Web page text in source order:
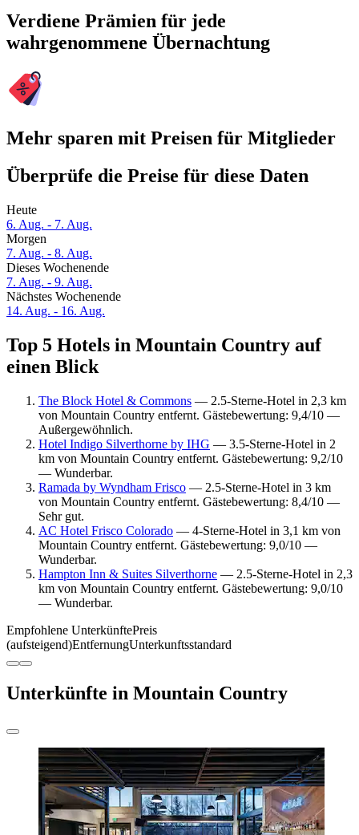
Verdiene Prämien für jede
wahrgenommene Übernachtung
Mehr sparen mit Preisen für Mitglieder
Überprüfe die Preise für diese Daten
Heute
6. Aug. - 7. Aug.
Morgen
7. Aug. - 8. Aug.
Dieses Wochenende
7. Aug. - 9. Aug.
Nächstes Wochenende
14. Aug. - 16. Aug.
Top 5 Hotels in Mountain Country auf
einen Blick
The Block Hotel & Commons — 2.5-Sterne-Hotel in 2,3 km
von Mountain Country entfernt. Gästebewertung: 9,4/10 —
Außergewöhnlich.
Hotel Indigo Silverthorne by IHG — 3.5-Sterne-Hotel in 2
km von Mountain Country entfernt. Gästebewertung: 9,2/10
— Wunderbar.
Ramada by Wyndham Frisco — 2.5-Sterne-Hotel in 3 km
von Mountain Country entfernt. Gästebewertung: 8,4/10 —
Sehr gut.
AC Hotel Frisco Colorado — 4-Sterne-Hotel in 3,1 km von
Mountain Country entfernt. Gästebewertung: 9,0/10 —
Wunderbar.
Hampton Inn & Suites Silverthorne — 2.5-Sterne-Hotel in 2,3
km von Mountain Country entfernt. Gästebewertung: 9,0/10
— Wunderbar.
Empfohlene UnterkünftePreis
(aufsteigend)EntfernungUnterkunftsstandard
Unterkünfte in Mountain Country